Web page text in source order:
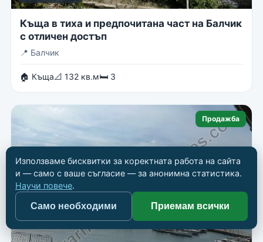
Къща в тиха и предпочитана част на Балчик
с отличен достъп
📍 Балчик
🏠 Къща📐 132 кв.м🛏 3
Продажба
Използваме бисквитки за коректната работа на сайта
и — само с ваше съгласие — за анонимна статистика.
Научи повече.
Само необходими Приемам всички